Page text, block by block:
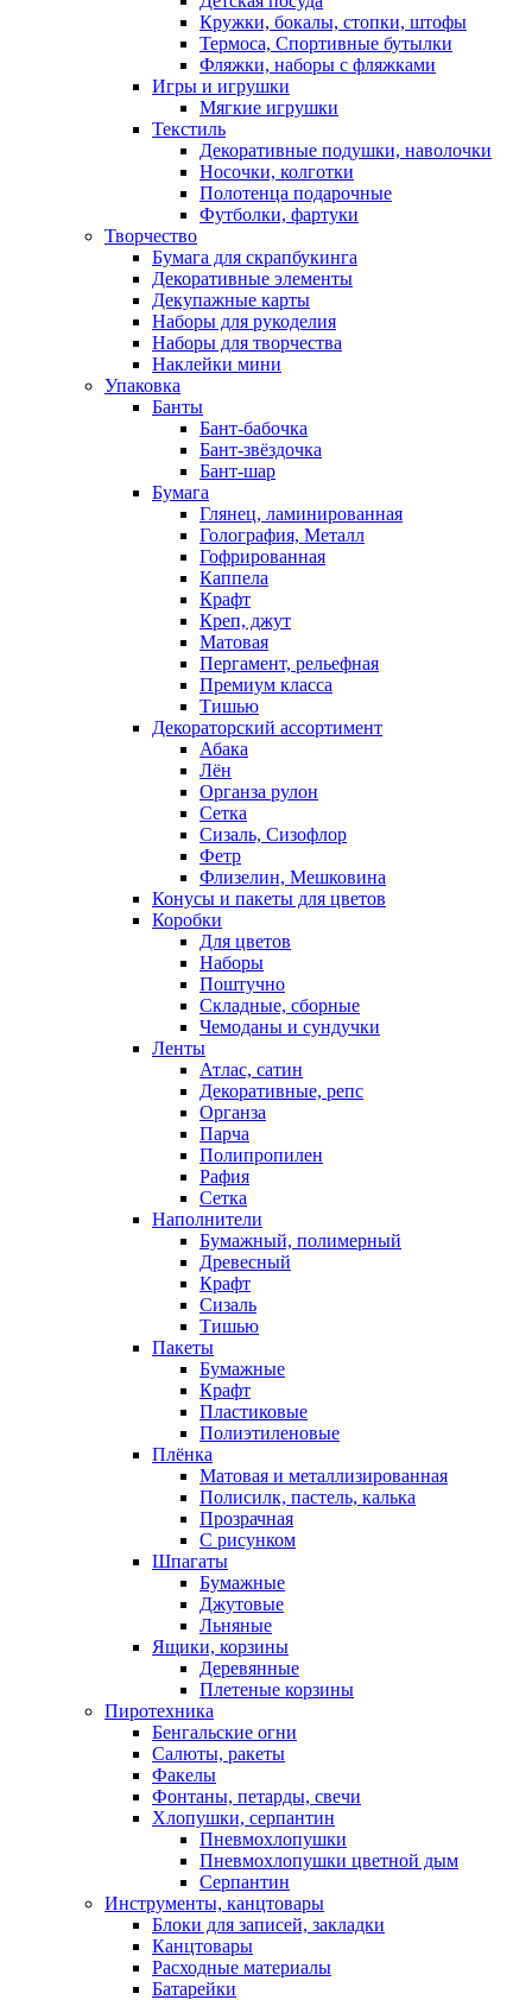
Кружки, бокалы, стопки, штофы
Термоса, Спортивные бутылки
Фляжки, наборы с фляжками
Игры и игрушки
Мягкие игрушки
Текстиль
Декоративные подушки, наволочки
Носочки, колготки
Полотенца подарочные
Футболки, фартуки
Творчество
Бумага для скрапбукинга
Декоративные элементы
Декупажные карты
Наборы для рукоделия
Наборы для творчества
Наклейки мини
Упаковка
Банты
Бант-бабочка
Бант-звёздочка
Бант-шар
Бумага
Глянец, ламинированная
Голография, Металл
Гофрированная
Каппела
Крафт
Креп, джут
Матовая
Пергамент, рельефная
Премиум класса
Тишью
Декораторский ассортимент
Абака
Лён
Органза рулон
Сетка
Сизаль, Сизофлор
Фетр
Флизелин, Мешковина
Конусы и пакеты для цветов
Коробки
Для цветов
Наборы
Поштучно
Складные, сборные
Чемоданы и сундучки
Ленты
Атлас, сатин
Декоративные, репс
Органза
Парча
Полипропилен
Рафия
Сетка
Наполнители
Бумажный, полимерный
Древесный
Крафт
Сизаль
Тишью
Пакеты
Бумажные
Крафт
Пластиковые
Полиэтиленовые
Плёнка
Матовая и металлизированная
Полисилк, пастель, калька
Прозрачная
С рисунком
Шпагаты
Бумажные
Джутовые
Льняные
Ящики, корзины
Деревянные
Плетеные корзины
Пиротехника
Бенгальские огни
Салюты, ракеты
Факелы
Фонтаны, петарды, свечи
Хлопушки, серпантин
Пневмохлопушки
Пневмохлопушки цветной дым
Серпантин
Инструменты, канцтовары
Блоки для записей, закладки
Канцтовары
Расходные материалы
Батарейки